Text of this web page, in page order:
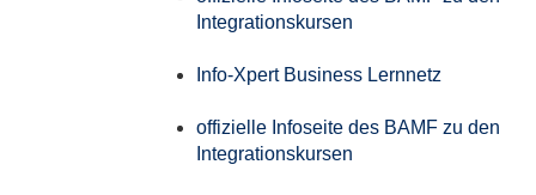
Integrationskursen
Info-Xpert Business Lernnetz
offizielle Infoseite des BAMF zu den
Integrationskursen